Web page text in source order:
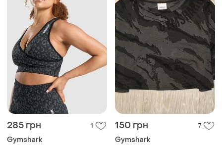
285 грн 1
Gymshark
150 грн 7
Gymshark